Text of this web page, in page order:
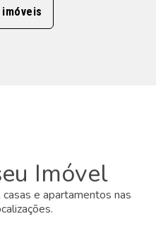
Imóvel
e apartamentos nas